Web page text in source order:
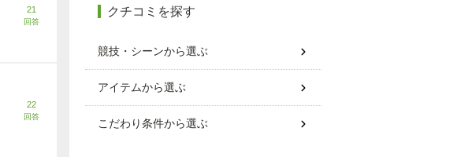
21
回答
22
回答
クチコミを探す
競技・シーンから選ぶ
アイテムから選ぶ
こだわり条件から選ぶ